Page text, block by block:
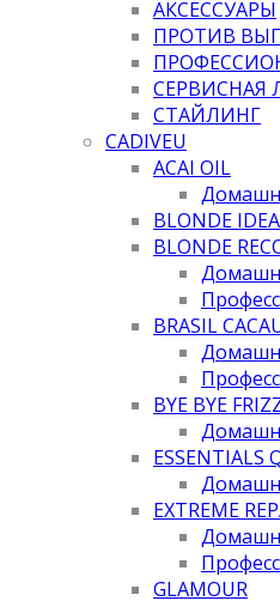
АКСЕССУАРЫ
ПРОТИВ
СЕРВИСНАЯ
СТАЙЛИНГ
CADIVEU
ACAI OIL
BLONDE IDEA
BLONDE
BRASIL
BYE BYE
ESSENTIALS
EXTREME
GLAMOUR